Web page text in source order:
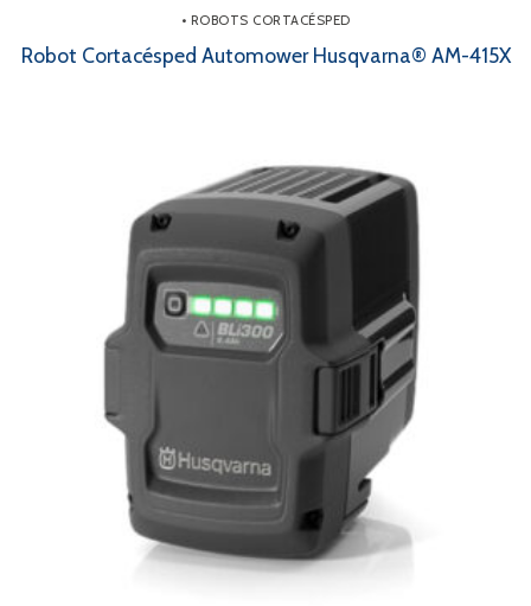
• ROBOTS CORTACÉSPED
Robot Cortacésped Automower Husqvarna® AM-415X